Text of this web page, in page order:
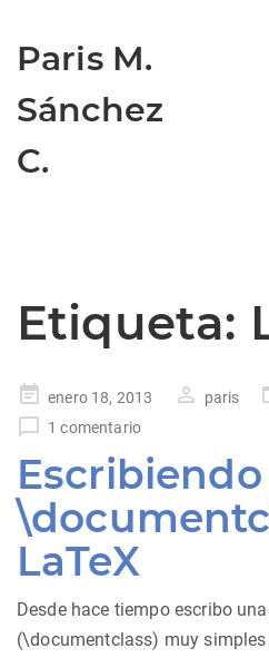
Paris M.
Sánchez
C.
Etiqueta:
Publicado
en
enero 18, 2013 paris
1 comentario
LaTeX
Desde hace tiempo escribo
(\documentclass) muy